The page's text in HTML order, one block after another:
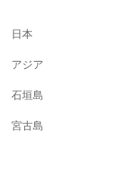
日本
アジア
石垣島
宮古島